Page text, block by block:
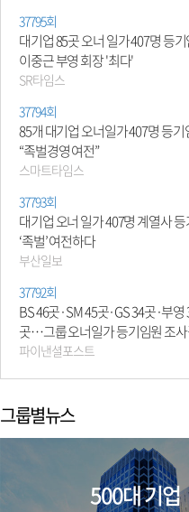
37795회
대기업 85곳 오너 일가 407명 등
이중근 부영 회장 '최다'
SR타임스
37794회
85개 대기업 오너일가 407명 등
“족벌경영 여전”
스마트타임스
37793회
대기업 오너 일가 407명 계열사
‘족벌’ 여전하다
부산일보
37792회
BS 46곳·SM 45곳·GS 34곳·부영
곳…그룹 오너일가 등기임원 조
파이낸셜포스트
그룹별뉴스
500대 기업